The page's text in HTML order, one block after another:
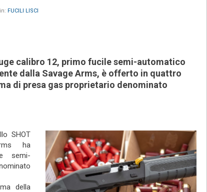
FUCILI LISCI
calibro 12, primo fucile semi-automatico
dalla Savage Arms, è offerto in quattro
di presa gas proprietario denominato
SHOT
ha
semi-
della